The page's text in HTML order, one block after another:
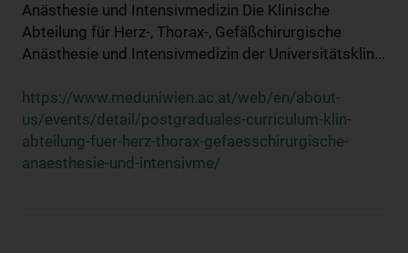
Anästhesie und Intensivmedizin Die Klinische
Abteilung für Herz-, Thorax-, Gefäßchirurgische
Anästhesie und Intensivmedizin der Universitätsklin...
https://www.meduniwien.ac.at/web/en/about-
us/events/detail/postgraduales-curriculum-klin-
abteilung-fuer-herz-thorax-gefaesschirurgische-
anaesthesie-und-intensivme/